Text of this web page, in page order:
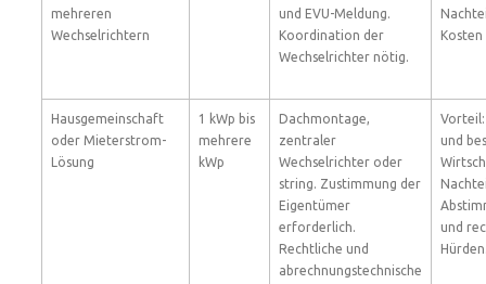
mehreren
Wechselrichtern
und EVU-Meldung.
Koordination der
Wechselrichter nötig.
Kosten
Hausgemeinschaft
oder Mieterstrom-
Lösung
1 kWp bis
mehrere
kWp
Dachmontage,
zentraler
Wechselrichter oder
string. Zustimmung der
Eigentümer
erforderlich.
Rechtliche und
abrechnungstechnische
und
und